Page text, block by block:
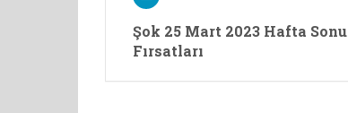
Şok 25 Mart 2023 Hafta Sonu
Fırsatları